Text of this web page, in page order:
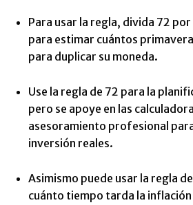
Para usar la regla, divida 72
para estimar cuántos
para duplicar su moneda.
Use la regla de 72 para la
pero se apoye en las
asesoramiento profesional
inversión reales.
Asimismo puede usar la regla
cuánto tiempo tarda la inflación